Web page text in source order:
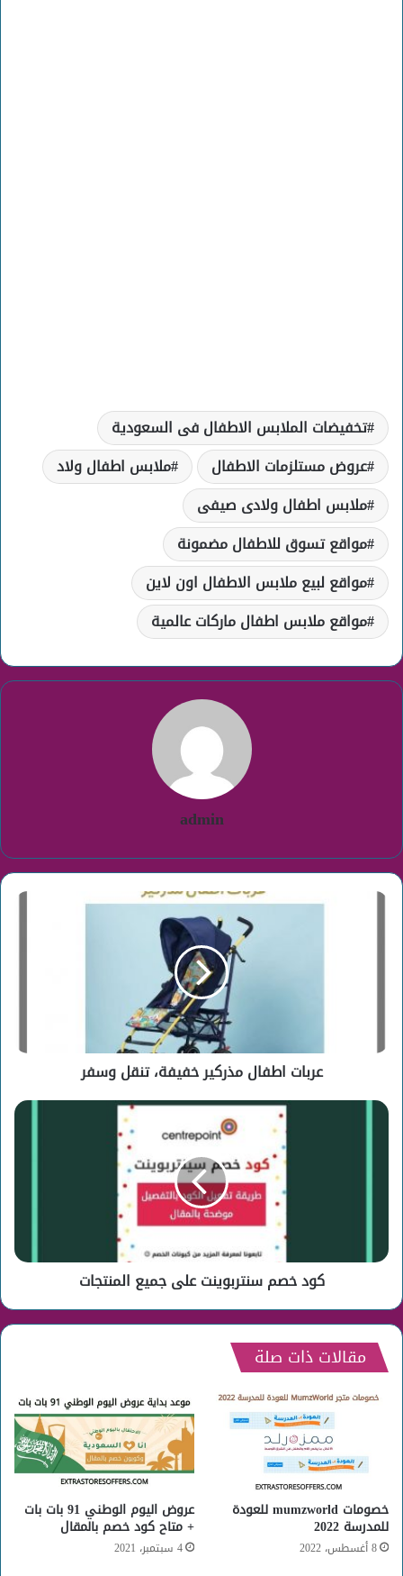
تخفيضات الملابس الاطفال فى السعودية
عروض مستلزمات الاطفال
ملابس اطفال ولاد
ملابس اطفال ولادى صيفى
مواقع تسوق للاطفال مضمونة
مواقع لبيع ملابس الاطفال اون لاين
مواقع ملابس اطفال ماركات عالمية
admin
عربات
عربات اطفال مذركير خفيفة، تنقل وسفر
كود
كود خصم سنتربوينت على جميع المنتجات
مقالات ذات صلة
خصومات mumzworld للعودة
للمدرسة 2022
8 أغسطس، 2022
عروض اليوم الوطني 91 بات بات
+ متاح كود خصم بالمقال
4 سبتمبر، 2021